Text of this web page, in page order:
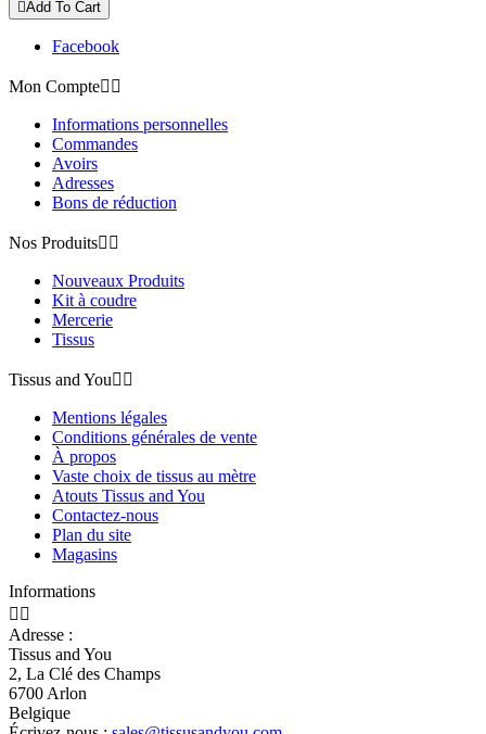
Add To Cart
Facebook
Mon Compte 
Informations personnelles
Commandes
Avoirs
Adresses
Bons de réduction
Nos Produits 
Nouveaux Produits
Kit à coudre
Mercerie
Tissus
Tissus and You 
Mentions légales
Conditions générales de vente
À propos
Vaste choix de tissus au mètre
Atouts Tissus and You
Contactez-nous
Plan du site
Magasins
Informations
 
Adresse :
Tissus and You
2, La Clé des Champs
6700 Arlon
Belgique